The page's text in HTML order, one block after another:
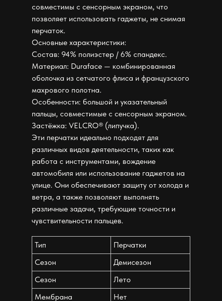
совместимы с сенсорным экраном, что
позволяет использовать гаджеты, не снимая
перчаток.
Основные характеристики:
Состав: 94% полиэстер / 6% спандекс.
Материал: Duraface — комбинированная
оболочка из сетчатого флиса и французского
махрового полотна.
Особенности: большой и указательный
пальцы, совместимые с сенсорным экраном.
Застёжка: VELCRO® (липучка).
Эти перчатки идеально подходят для
различных видов деятельности, таких как
работа с инструментами, вождение
автомобиля или использование гаджетов на
улице. Они обеспечивают защиту от холода и
ветра, а также позволяют выполнять
различные задачи, требующие точности и
чувствительности пальцев.
Тип
Перчатки
Сезон
Демисезон
Сезон
Лето
Мембрана
Нет